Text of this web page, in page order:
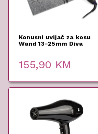
Konusni uvijač za kosu
Wand 13-25mm Diva
155,90 KM